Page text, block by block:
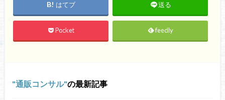
はてブ 送る
Pocket feedly
通販コンサル の最新記事